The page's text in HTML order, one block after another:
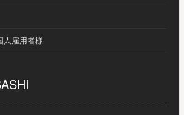
人雇用者様